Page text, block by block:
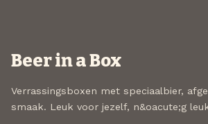
Beer in a Box
Verrassingsboxen met speciaalbier,
smaak. Leuk voor jezelf, n&oacute;g